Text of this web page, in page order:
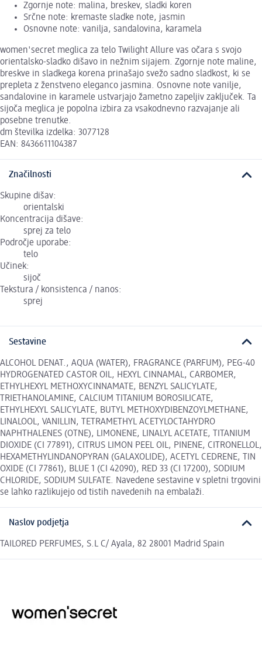
Zgornje note: malina, breskev, sladki koren
Srčne note: kremaste sladke note, jasmin
Osnovne note: vanilja, sandalovina, karamela
women'secret meglica za telo Twilight Allure vas očara s svojo
orientalsko-sladko dišavo in nežnim sijajem. Zgornje note maline,
breskve in sladkega korena prinašajo svežo sadno sladkost, ki se
prepleta z ženstveno eleganco jasmina. Osnovne note vanilje,
sandalovine in karamele ustvarjajo žametno zapeljiv zaključek. Ta
sijoča meglica je popolna izbira za vsakodnevno razvajanje ali
posebne trenutke.
dm številka izdelka: 3077128
EAN: 8436611104387
Značilnosti
Skupine dišav:
orientalski
Koncentracija dišave:
sprej za telo
Področje uporabe:
telo
Učinek:
sijoč
Tekstura / konsistenca / nanos:
sprej
Sestavine
ALCOHOL DENAT., AQUA (WATER), FRAGRANCE (PARFUM), PEG-40
HYDROGENATED CASTOR OIL, HEXYL CINNAMAL, CARBOMER,
ETHYLHEXYL METHOXYCINNAMATE, BENZYL SALICYLATE,
TRIETHANOLAMINE, CALCIUM TITANIUM BOROSILICATE,
ETHYLHEXYL SALICYLATE, BUTYL METHOXYDIBENZOYLMETHANE,
LINALOOL, VANILLIN, TETRAMETHYL ACETYLOCTAHYDRO
NAPHTHALENES (OTNE), LIMONENE, LINALYL ACETATE, TITANIUM
DIOXIDE (CI 77891), CITRUS LIMON PEEL OIL, PINENE, CITRONELLOL,
HEXAMETHYLINDANOPYRAN (GALAXOLIDE), ACETYL CEDRENE, TIN
OXIDE (CI 77861), BLUE 1 (CI 42090), RED 33 (CI 17200), SODIUM
CHLORIDE, SODIUM SULFATE. Navedene sestavine v spletni trgovini
se lahko razlikujejo od tistih navedenih na embalaži.
Naslov podjetja
TAILORED PERFUMES, S.L C/ Ayala, 82 28001 Madrid Spain